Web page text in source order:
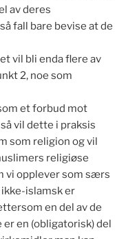
av deres
fall bare bevise at de
vil bli enda flere av
2, noe som
et forbud mot
vil dette i praksis
som religion og vil
religiøse
vi opplever som særs
islamsk er
en del av de
en (obligatorisk) del